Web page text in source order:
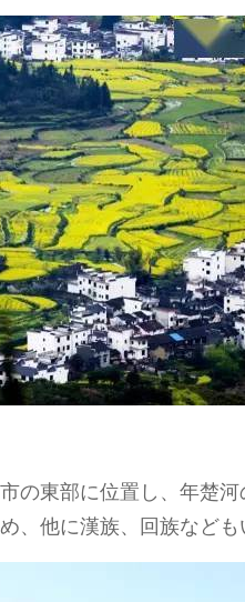
の東部に位置し、年楚
、他に漢族、回族なども